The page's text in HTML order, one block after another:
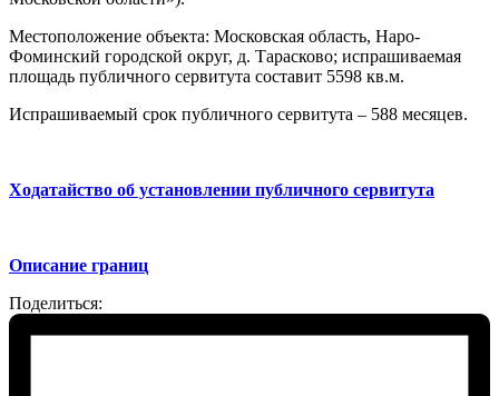
Местоположение объекта: Московская область, Наро-
Фоминский городской округ, д. Тарасково; испрашиваемая
площадь публичного сервитута составит 5598 кв.м.
Испрашиваемый срок публичного сервитута – 588 месяцев.
Ходатайство об установлении публичного сервитута
Описание границ
Поделиться: